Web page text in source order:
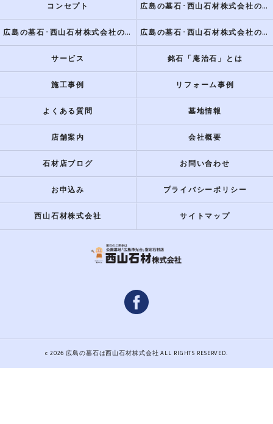
コンセプト 広島の墓石･西山石材株式会社のミニ情報
広島の墓石･西山石材株式会社の評判 広島の墓石･西山石材株式会社のお客様の声
サービス 銘石「庵治石」とは
施工事例 リフォーム事例
よくある質問 墓地情報
店舗案内 会社概要
石材店ブログ お問い合わせ
お申込み プライバシーポリシー
西山石材株式会社 サイトマップ
c 2026 広島の墓石は西山石材株式会社 ALL RIGHTS RESERVED.